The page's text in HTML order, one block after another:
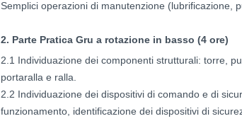
Semplici operazioni di manutenzione (lubrificazione,
2. Parte Pratica Gru a rotazione in basso (4 ore)
2.1 Individuazione dei componenti strutturali: torre,
portaralla e ralla.
2.2 Individuazione dei dispositivi di comando e di
funzionamento, identificazione dei dispositivi di